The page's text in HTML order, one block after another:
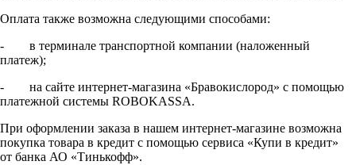
Оплата также возможна следующими способами:
- в терминале транспортной компании (наложенный
платеж);
- на сайте интернет-магазина «Бравокислород» с помощью
платежной системы ROBOKASSA.
При оформлении заказа в нашем интернет-магазине возможна
покупка товара в кредит с помощью сервиса «Купи в кредит»
от банка АО «Тинькофф».